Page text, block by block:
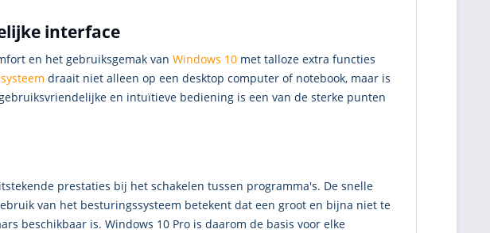
interface
en het gebruiksgemak van Windows 10 met talloze extra functies
draait niet alleen op een desktop computer of notebook, maar is
en intuïtieve bediening is een van de sterke punten
prestaties bij het schakelen tussen programma's. De snelle
van het besturingssysteem betekent dat een groot en bijna niet te
beschikbaar is. Windows 10 Pro is daarom de basis voor elke